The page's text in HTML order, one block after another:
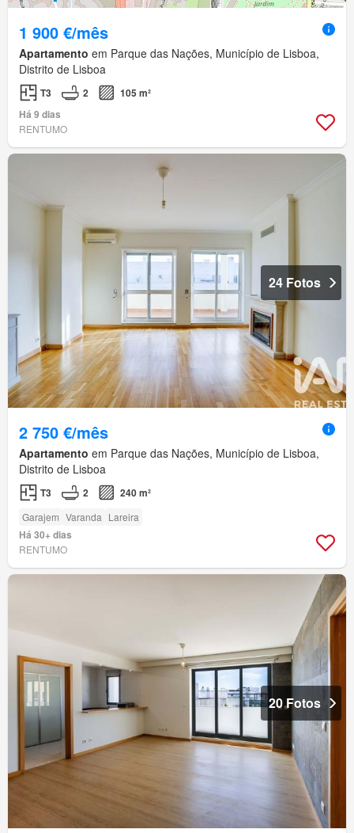
1 900 €/mês
Apartamento em Parque das Nações, Município de Lisboa,
Distrito de Lisboa
T3 2
105 m²
Há 9 dias
RENTUMO
24 Fotos
2 750 €/mês
Apartamento em Parque das Nações, Município de Lisboa,
Distrito de Lisboa
T3 2 240 m²
Garajem Varanda Lareira
Há 30+ dias
RENTUMO
20 Fotos